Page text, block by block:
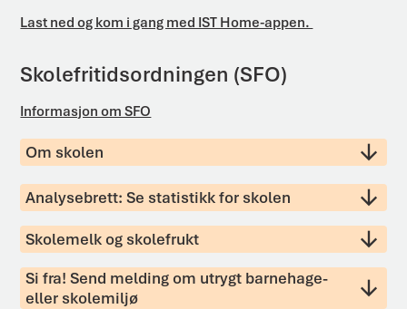
Last ned og kom i gang med IST Home-appen.
Skolefritidsordningen (SFO)
Informasjon om SFO
Om skolen
Analysebrett: Se statistikk for skolen
Skolemelk og skolefrukt
Si fra! Send melding om utrygt barnehage-
eller skolemiljø